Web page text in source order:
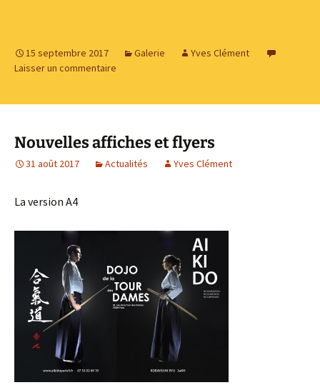
15 septembre 2017 Galerie
Yves Clément
Laisser un commentaire
Nouvelles affiches et flyers
31 août 2017 Actualités Yves Clément
La version A4